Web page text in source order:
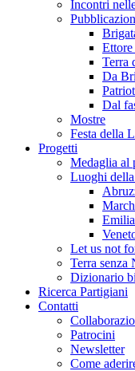
Incontri
Terra
Da
Dal
Mostre
Festa della
Progetti
Medaglia al
Luoghi
Let us not
Terra senza
Dizionario
Ricerca Partigiani
Contatti
Patrocini
Newsletter
Come